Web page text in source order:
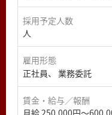
採用予定人数
人
雇用形態
正社員、 業務委託
賃金・給与／報酬